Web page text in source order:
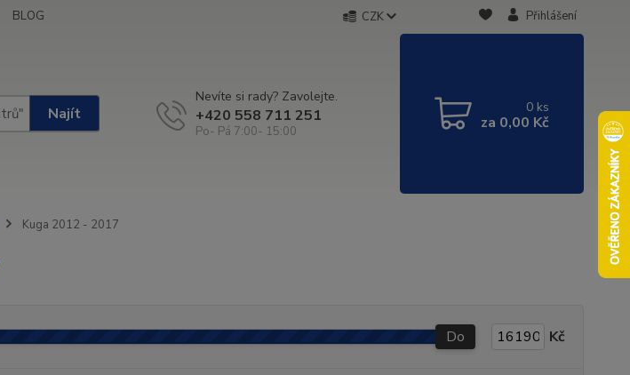
BLOG CZK Přihlášení
Najít
Nevíte si rady? Zavolejte.
+420 558 711 251
Po- Pá 7:00- 15:00
0 ks
za 0,00 Kč
Kuga 2012 - 2017
Do Kč